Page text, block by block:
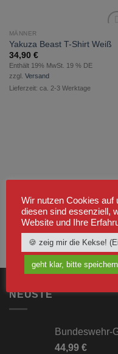
MÄNNER
Yakuza Beast T-Shirt Weiß
34,90 €
Enthält 19% MwSt. 19 % DE
zzgl. Versand
Lieferzeit: ca. 2-3 Werktage
NEUSTE
Bundeswehr-
44,99 €
Wir nutzen Cookies auf
diesen sind essenziell,
Website und Ihre
🍪 zeig mir die Kekse!
geht klar, bitte speichern